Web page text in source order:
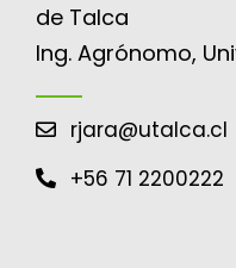
de Talca
Ing. Agrónomo,
rjara@utalca.cl
+56 71 2200222